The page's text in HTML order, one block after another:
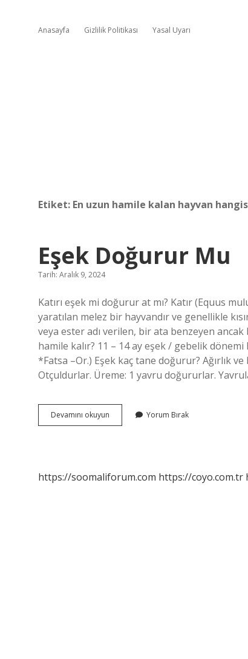
Anasayfa Gizlilik Politikası Yasal Uyarı
Etiket: En uzun hamile kalan hayvan
Eşek Doğurur Mu
Tarih: Aralık 9, 2024
Katırı eşek mi doğurur at mı? Katır (Equus
yaratılan melez bir hayvandır ve genellikle
veya ester adı verilen, bir ata benzeyen
hamile kalır? 11 – 14 ay eşek / gebelik
*Fatsa –Or.) Eşek kaç tane doğurur? Ağırlık
Otçuldurlar. Üreme: 1 yavru doğururlar.
Devamını okuyun
Doğurur
Yorum Bırak
https://soomaliforum.com https://coyo.com.tr